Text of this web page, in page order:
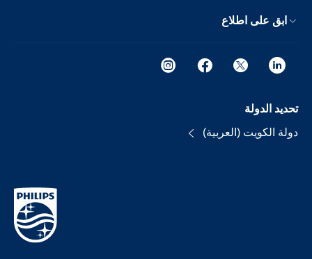
ابق على اطلاع
تحديد الدولة
دولة الكويت (العربية)